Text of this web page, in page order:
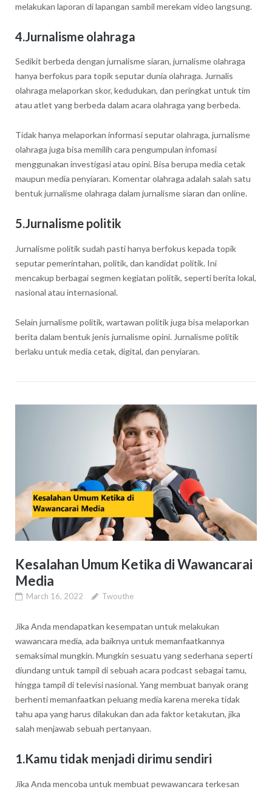
melakukan laporan di lapangan sambil merekam video langsung.
4.Jurnalisme olahraga
Sedikit berbeda dengan jurnalisme siaran, jurnalisme olahraga
hanya berfokus para topik seputar dunia olahraga. Jurnalis
olahraga melaporkan skor, kedudukan, dan peringkat untuk tim
atau atlet yang berbeda dalam acara olahraga yang berbeda.
Tidak hanya melaporkan informasi seputar olahraga, jurnalisme
olahraga juga bisa memilih cara pengumpulan infomasi
menggunakan investigasi atau opini. Bisa berupa media cetak
maupun media penyiaran. Komentar olahraga adalah salah satu
bentuk jurnalisme olahraga dalam jurnalisme siaran dan online.
5.Jurnalisme politik
Jurnalisme politik sudah pasti hanya berfokus kepada topik
seputar pemerintahan, politik, dan kandidat politik. Ini
mencakup berbagai segmen kegiatan politik, seperti berita lokal,
nasional atau internasional.
Selain jurnalisme politik, wartawan politik juga bisa melaporkan
berita dalam bentuk jenis jurnalisme opini. Jurnalisme politik
berlaku untuk media cetak, digital, dan penyiaran.
Kesalahan Umum Ketika di Wawancarai
Media
March 16, 2022 Twouthe
Jika Anda mendapatkan kesempatan untuk melakukan
wawancara media, ada baiknya untuk memanfaatkannya
semaksimal mungkin. Mungkin sesuatu yang sederhana seperti
diundang untuk tampil di sebuah acara podcast sebagai tamu,
hingga tampil di televisi nasional. Yang membuat banyak orang
berhenti memanfaatkan peluang media karena mereka tidak
tahu apa yang harus dilakukan dan ada faktor ketakutan, jika
salah menjawab sebuah pertanyaan.
1.Kamu tidak menjadi dirimu sendiri
Jika Anda mencoba untuk membuat pewawancara terkesan